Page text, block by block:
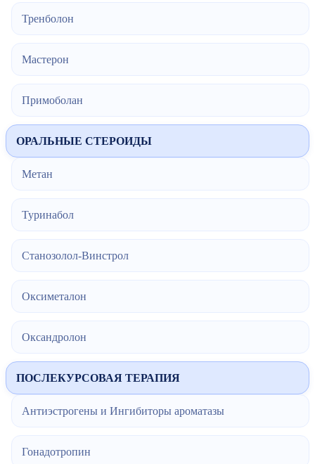
Тренболон
Мастерон
Примоболан
ОРАЛЬНЫЕ СТЕРОИДЫ
Метан
Туринабол
Станозолол-Винстрол
Оксиметалон
Оксандролон
ПОСЛЕКУРСОВАЯ ТЕРАПИЯ
Антиэстрогены и Ингибиторы ароматазы
Гонадотропин